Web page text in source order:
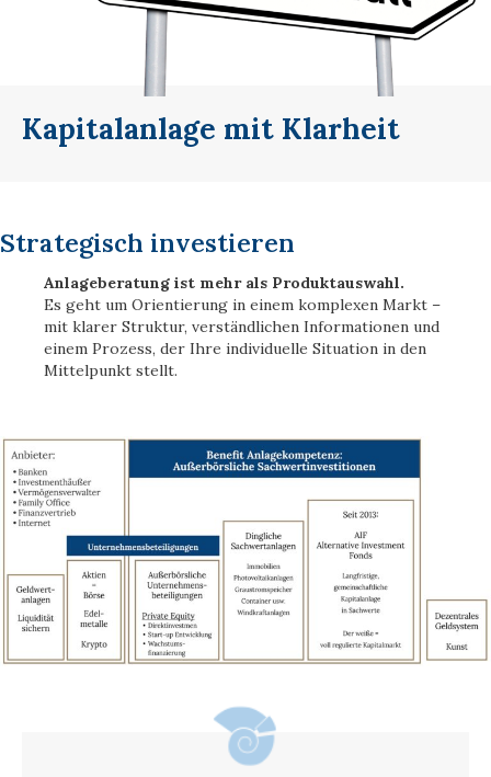
Kapitalanlage mit Klarheit
Strategisch investieren
Anlageberatung ist mehr als Produktauswahl.
Es geht um Orientierung in einem komplexen Markt –
mit klarer Struktur, verständlichen Informationen und
einem Prozess, der Ihre individuelle Situation in den
Mittelpunkt stellt.